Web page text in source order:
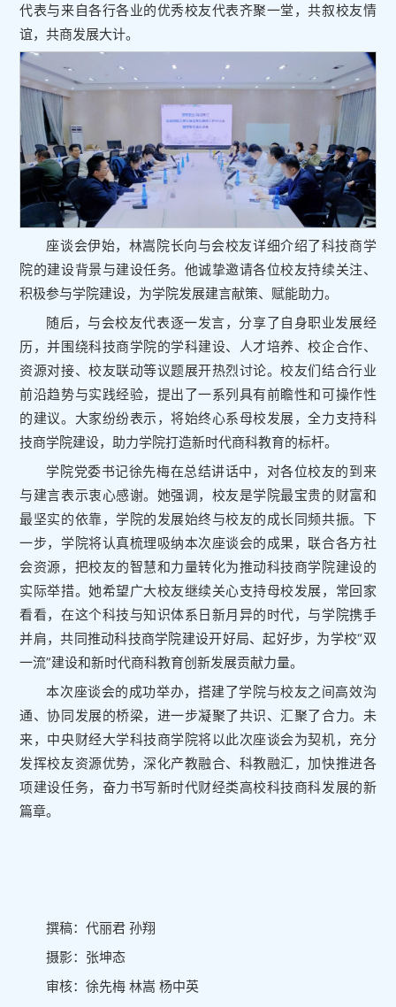
代表与来自各行各业的优秀校友代表齐聚一堂，共叙校友情
谊，共商发展大计。
座谈会伊始，林嵩院长向与会校友详细介绍了科技商学
院的建设背景与建设任务。他诚挚邀请各位校友持续关注、
积极参与学院建设，为学院发展建言献策、赋能助力。
随后，与会校友代表逐一发言，分享了自身职业发展经
历，并围绕科技商学院的学科建设、人才培养、校企合作、
资源对接、校友联动等议题展开热烈讨论。校友们结合行业
前沿趋势与实践经验，提出了一系列具有前瞻性和可操作性
的建议。大家纷纷表示，将始终心系母校发展，全力支持科
技商学院建设，助力学院打造新时代商科教育的标杆。
学院党委书记徐先梅在总结讲话中，对各位校友的到来
与建言表示衷心感谢。她强调，校友是学院最宝贵的财富和
最坚实的依靠，学院的发展始终与校友的成长同频共振。下
一步，学院将认真梳理吸纳本次座谈会的成果，联合各方社
会资源，把校友的智慧和力量转化为推动科技商学院建设的
实际举措。她希望广大校友继续关心支持母校发展，常回家
看看，在这个科技与知识体系日新月异的时代，与学院携手
并肩，共同推动科技商学院建设开好局、起好步，为学校“双
一流”建设和新时代商科教育创新发展贡献力量。
本次座谈会的成功举办，搭建了学院与校友之间高效沟
通、协同发展的桥梁，进一步凝聚了共识、汇聚了合力。未
来，中央财经大学科技商学院将以此次座谈会为契机，充分
发挥校友资源优势，深化产教融合、科教融汇，加快推进各
项建设任务，奋力书写新时代财经类高校科技商科发展的新
篇章。
撰稿：代丽君 孙翔
摄影：张坤态
审核：徐先梅 林嵩 杨中英